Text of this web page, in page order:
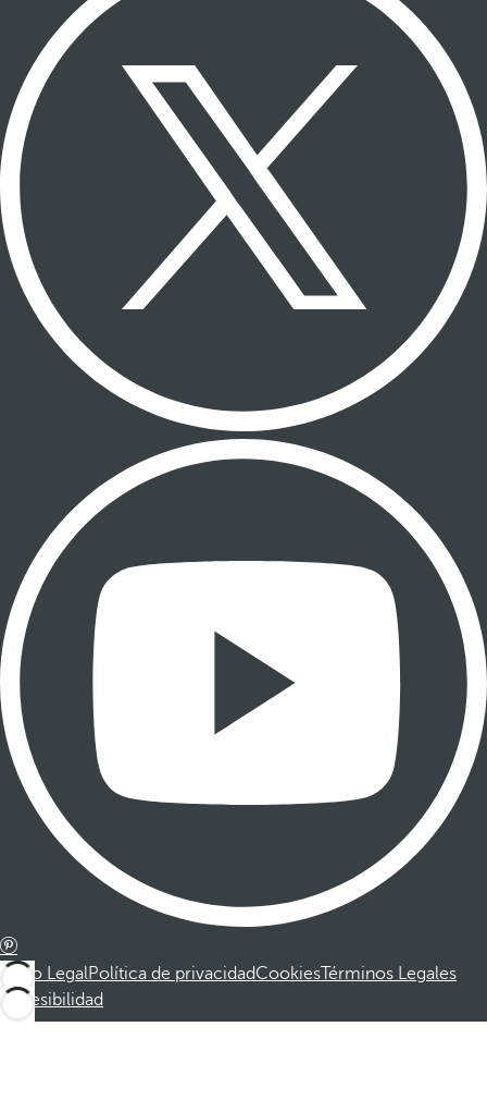
Aviso LegalPolítica de privacidadCookiesTérminos Legales
Accesibilidad